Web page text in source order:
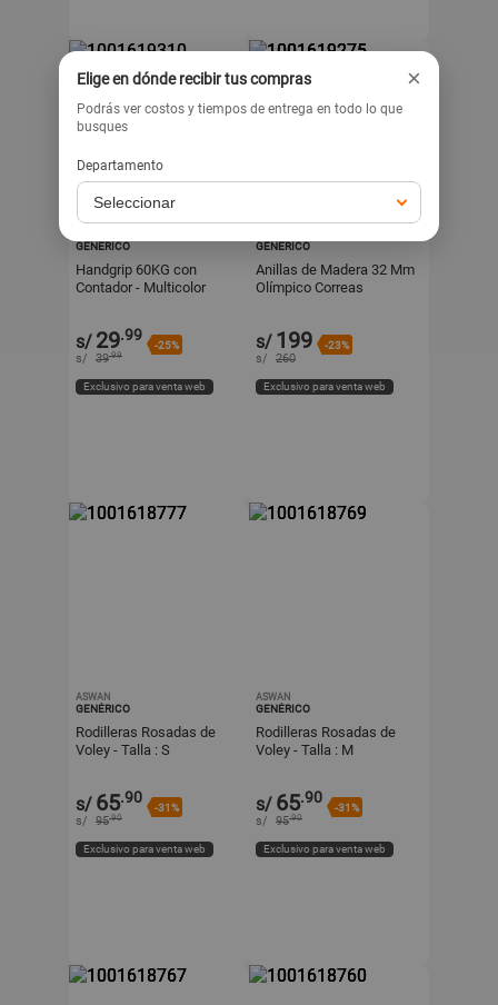
GENÉRICO
Handgrip 60KG con
Contador - Multicolor
s/ 29.99
-25%
s/ 39.99
Exclusivo para venta web
GENÉRICO
Anillas de Madera 32 Mm
Olímpico Correas
s/ 199 -23%
s/ 260
Exclusivo para venta web
ASWAN
GENÉRICO
Rodilleras Rosadas de
Voley - Talla : S
s/ 65.90
-31%
s/ 95.90
Exclusivo para venta web
ASWAN
GENÉRICO
Rodilleras Rosadas de
Voley - Talla : M
s/ 65.90
-31%
s/ 95.90
Exclusivo para venta web
Elige en dónde recibir tus compras ×
Podrás ver costos y tiempos de entrega en todo lo que
busques
Departamento